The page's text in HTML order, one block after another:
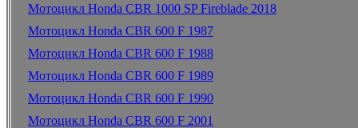
Мотоцикл Honda CBR 1000 SP Fireblade 2018
Мотоцикл Honda CBR 600 F 1987
Мотоцикл Honda CBR 600 F 1988
Мотоцикл Honda CBR 600 F 1989
Мотоцикл Honda CBR 600 F 1990
Мотоцикл Honda CBR 600 F 2001